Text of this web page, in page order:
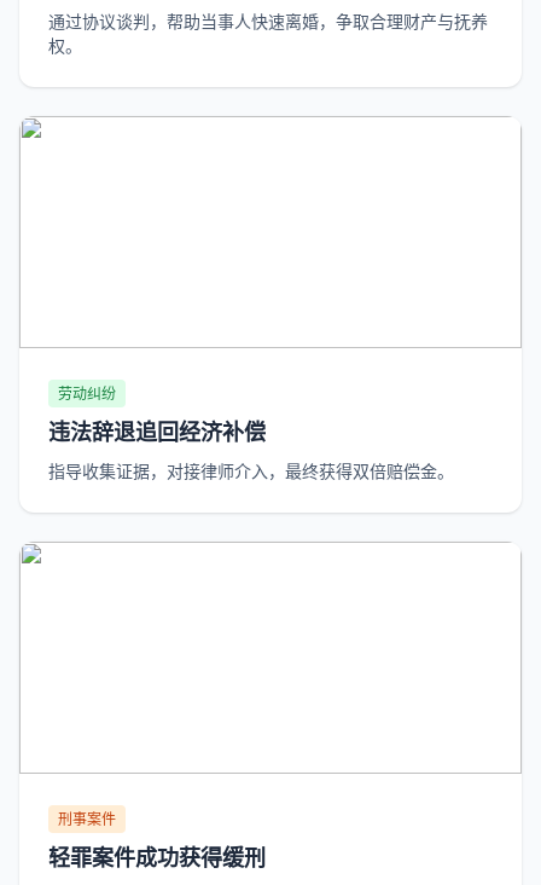
通过协议谈判，帮助当事人快速离婚，争取合理财产与抚养
权。
劳动纠纷
违法辞退追回经济补偿
指导收集证据，对接律师介入，最终获得双倍赔偿金。
刑事案件
轻罪案件成功获得缓刑